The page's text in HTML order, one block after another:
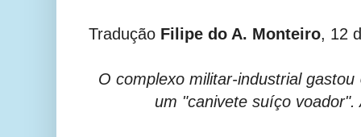
Tradução Filipe do A. Monteiro, 12
O complexo militar-industrial
um "canivete suíço